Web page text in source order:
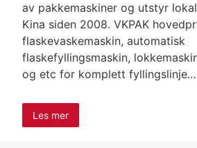
av pakkemaskiner og utstyr
Kina siden 2008. VKPAK
flaskevaskemaskin, automatisk
flaskefyllingsmaskin,
og etc for komplett
Les mer